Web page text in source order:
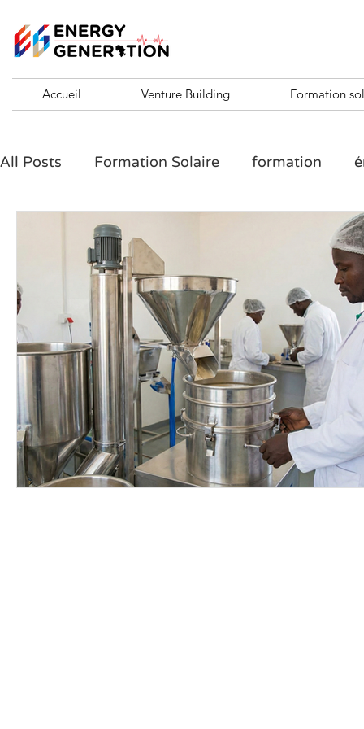
Accueil Venture Building Formation
All Posts Formation Solaire formation
formation entrepreneuriale formation
Challenge 10 KVA ENTREPRENEURSHIP
Santé en Afrique et entrepreneuriat